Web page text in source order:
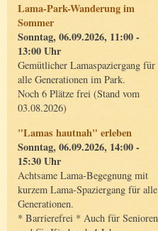
Lama-Park-Wanderung im
Sommer
Sonntag, 06.09.2026, 11:00 -
13:00 Uhr
Gemütlicher Lamaspaziergang für
alle Generationen im Park.
Noch 6 Plätze frei (Stand vom
03.08.2026)
"Lamas hautnah" erleben
Sonntag, 06.09.2026, 14:00 -
15:30 Uhr
Achtsame Lama-Begegnung mit
kurzem Lama-Spaziergang für alle
Generationen.
* Barrierefrei * Auch für Senioren